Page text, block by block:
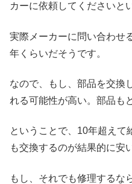
カーに依頼してくださいと
実際メーカーに問い合わせ
年くらいだそうです。
なので、もし、部品を交換
れる可能性が高い。部品も
ということで、10年超えて
も交換するのが結果的に安
もし、それでも修理するな